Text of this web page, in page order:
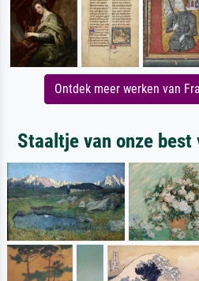
Ontdek meer werken van
Staaltje van onze